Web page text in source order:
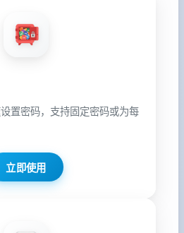
置密码，支持固定密码或为每
立即使用